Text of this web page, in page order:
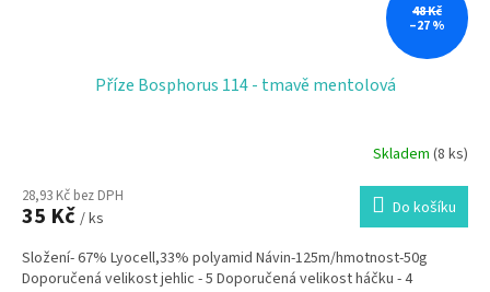
48 Kč
–27 %
Příze Bosphorus 114 - tmavě mentolová
Skladem (8 ks)
28,93 Kč bez DPH
35 Kč / ks Do košíku
Složení- 67% Lyocell,33% polyamid Návin-125m/hmotnost-50g
Doporučená velikost jehlic - 5 Doporučená velikost háčku - 4